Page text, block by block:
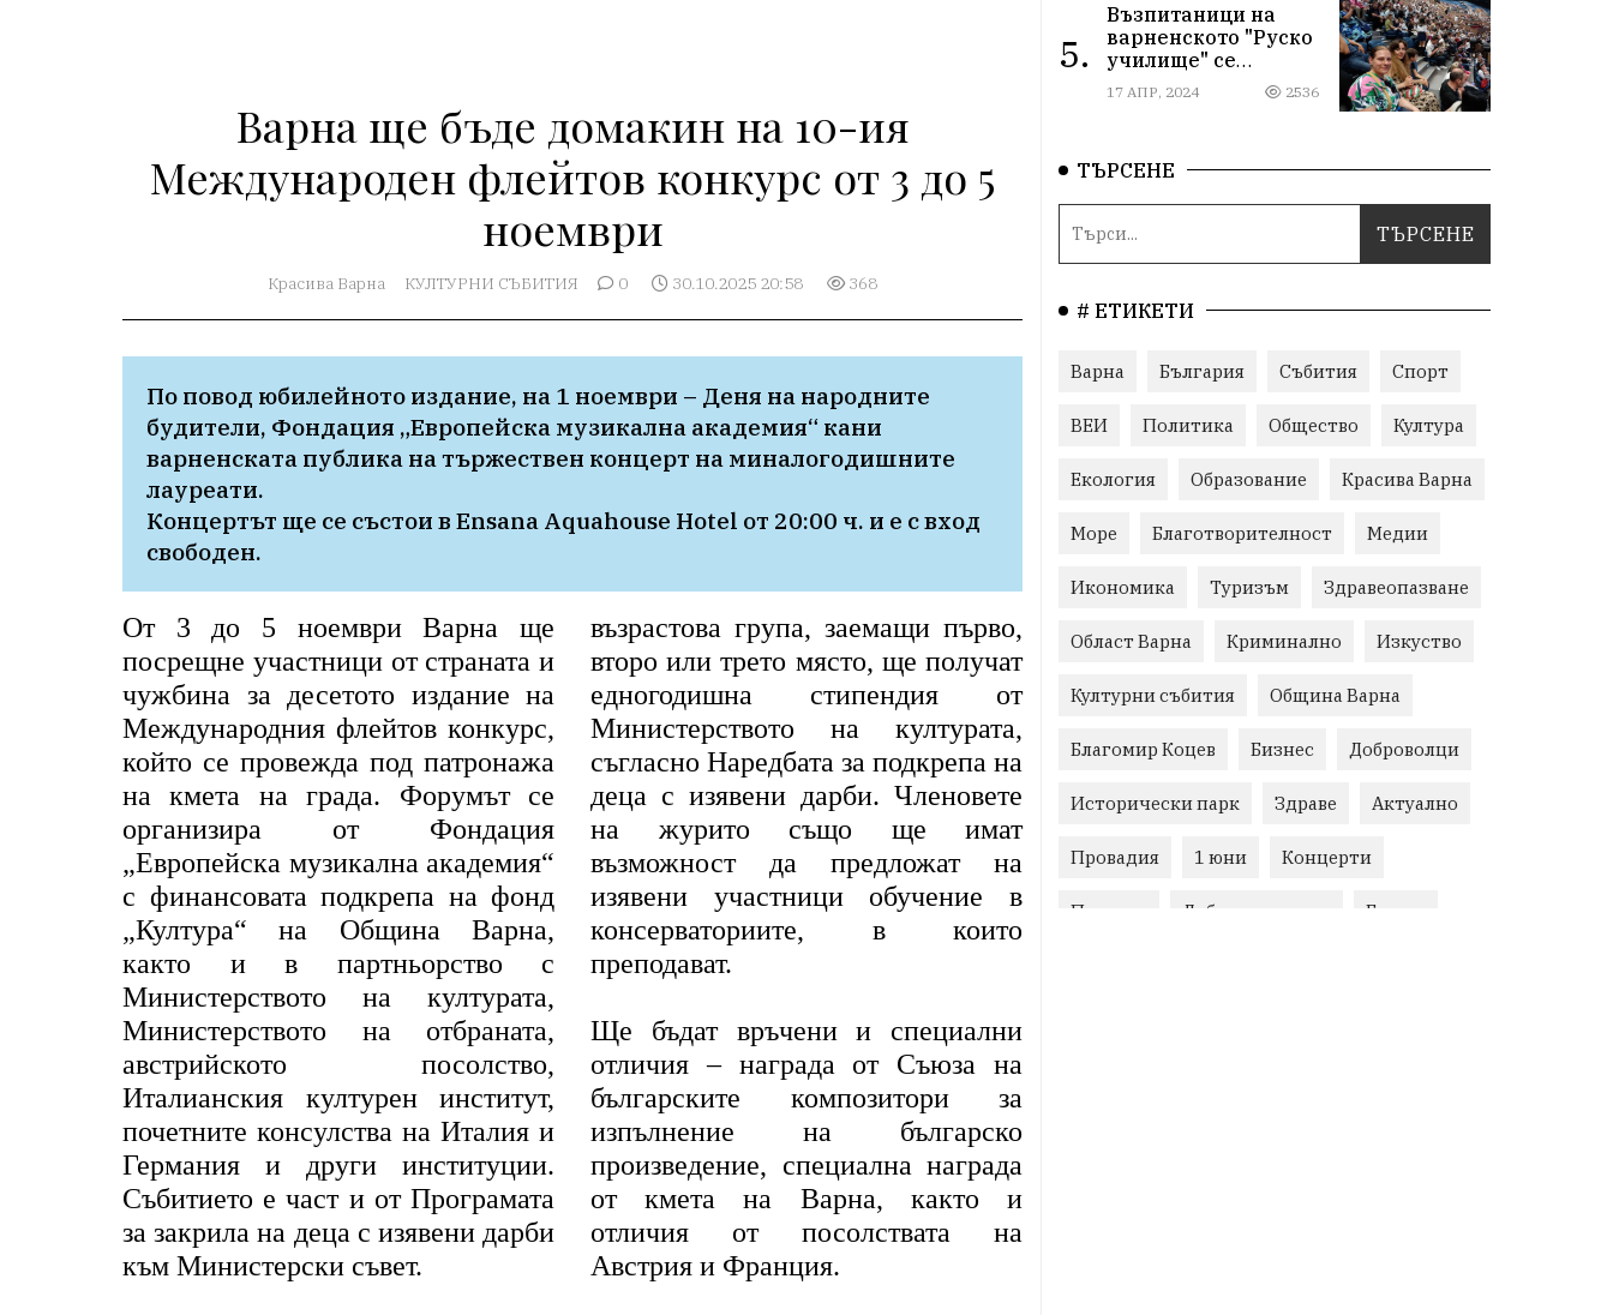
Варна ще бъде домакин на 10-ия
Международен флейтов конкурс от 3 до 5
ноември
Красива Варна КУЛТУРНИ СЪБИТИЯ 0 30.10.2025 20:58 368
По повод юбилейното издание, на 1 ноември – Деня на народните
будители, Фондация „Европейска музикална академия“ кани
варненската публика на тържествен концерт на миналогодишните
лауреати.
Концертът ще се състои в Ensana Aquahouse Hotel от 20:00 ч. и е с вход
От 3 до 5 ноември Варна ще
посрещне участници от страната и
чужбина за десетото издание на
Международния флейтов конкурс,
който се провежда под патронажа
на кмета на града. Форумът се
организира от Фондация
„Европейска музикална академия“
с финансовата подкрепа на фонд
„Култура“ на Община Варна,
както и в партньорство с
Министерството на културата,
Министерството на отбраната,
австрийското посолство,
Италианския културен институт,
почетните консулства на Италия и
Германия и други институции.
Събитието е част и от Програмата
за закрила на деца с изявени дарби
към Министерски съвет.
възрастова група, заемащи първо,
второ или трето място, ще получат
едногодишна стипендия от
Министерството на културата,
съгласно Наредбата за подкрепа на
деца с изявени дарби. Членовете
на журито също ще имат
възможност да предложат на
изявени участници обучение в
консерваториите, в които
преподават.
Ще бъдат връчени и специални
отличия – награда от Съюза на
българските композитори за
изпълнение на българско
произведение, специална награда
от кмета на Варна, както и
отличия от посолствата на
Австрия и Франция.
5.
Възпитаници на
варненското "Руско
училище" се
срещнаха на юбилея
си отвъд
17 АПР, 2024 2536
ТЪРСЕНЕ
# ЕТИКЕТИ
Варна България Събития Спорт
ВЕИ Политика Общество Култура
Екология Образование Красива Варна
Море Благотворителност Медии
Икономика Туризъм Здравеопазване
Област Варна Криминално Изкуство
Културни събития Община Варна
Благомир Коцев Бизнес Доброволци
Исторически парк Здраве Актуално
Провадия 1 юни Концерти
Протест Добрият пример Галата